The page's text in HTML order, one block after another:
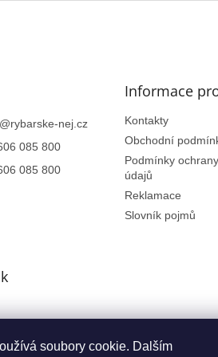
soubory cookie. Dalším
@rybarske-nej.cz
085 800
085 800
Informace
Kontakty
Obchodní
Podmínky
údajů
Reklamace
Slovník pojmů